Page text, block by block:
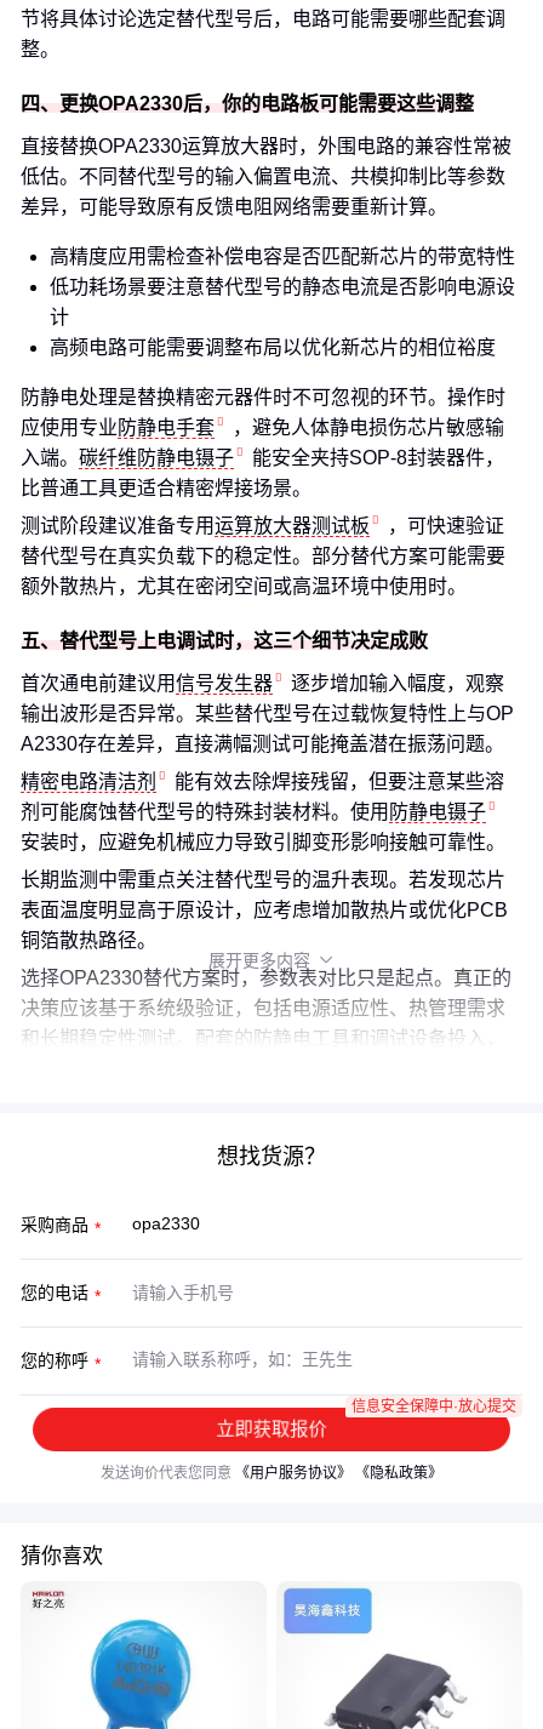
节将具体讨论选定替代型号后，电路可能需要哪些配套调
整。
四、更换OPA2330后，你的电路板可能需要这些调整
直接替换OPA2330运算放大器时，外围电路的兼容性常被
低估。不同替代型号的输入偏置电流、共模抑制比等参数
差异，可能导致原有反馈电阻网络需要重新计算。
高精度应用需检查补偿电容是否匹配新芯片的带宽特性
低功耗场景要注意替代型号的静态电流是否影响电源设
计
高频电路可能需要调整布局以优化新芯片的相位裕度
防静电处理是替换精密元器件时不可忽视的环节。操作时
应使用专业 防静电手套
，避免人体静电损伤芯片敏感输
入端。 碳纤维防静电镊子
能安全夹持SOP-8封装器件，
比普通工具更适合精密焊接场景。
测试阶段建议准备专用运算放大器测试板
，可快速验证
替代型号在真实负载下的稳定性。部分替代方案可能需要
额外散热片，尤其在密闭空间或高温环境中使用时。
五、替代型号上电调试时，这三个细节决定成败
首次通电前建议用信号发生器
逐步增加输入幅度，观察
输出波形是否异常。某些替代型号在过载恢复特性上与OP
A2330存在差异，直接满幅测试可能掩盖潜在振荡问题。
精密电路清洁剂
能有效去除焊接残留，但要注意某些溶
剂可能腐蚀替代型号的特殊封装材料。使用 防静电镊子
安装时，应避免机械应力导致引脚变形影响接触可靠性。
长期监测中需重点关注替代型号的温升表现。若发现芯片
表面温度明显高于原设计，应考虑增加散热片或优化PCB
铜箔散热路径。
选择OPA2330替代方案时，参数表对比只是起点。真正的
决策应该基于系统级验证，包括电源适应性、热管理需求
和长期稳定性测试。配套的防静电工具和调试设备投入，
展开更多内容 
想找货源？
采购商品
您的电话
您的称呼
立即获取报价
信息安全保障中·放心提交
发送询价代表您同意 《用户服务协议》 《隐私政策》
猜你喜欢